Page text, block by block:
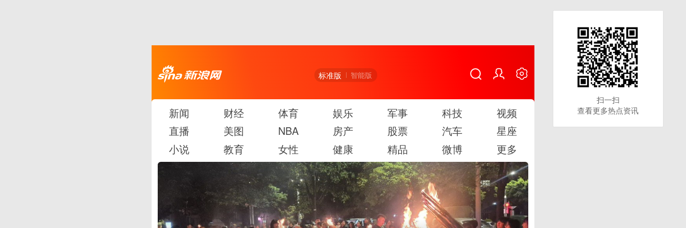
标准版 智能版
新闻 财经 体育 娱乐 军事 科技
视频
直播
美图 NBA 房产 股票 汽车
星座
小说
教育 女性 健康 精品 微博 更多
扫一扫
查看更多热点资讯
扫一扫
查看更多热点资讯